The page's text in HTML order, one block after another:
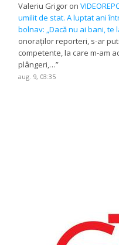
Valeriu Grigor on
umilit de stat. A luptat ani
bolnav: „Dacă nu ai bani, te
onoraților reporteri, s-ar
competente, la care m-am
plângeri,…”
aug. 9, 03:35